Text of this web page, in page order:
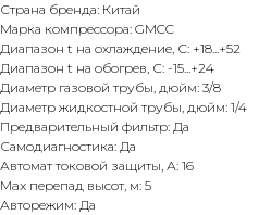
Страна бренда: Китай
Марка компрессора: GMCC
Диапазон t на охлаждение, С: +18...+52
Диапазон t на обогрев, С: -15...+24
Диаметр газовой трубы, дюйм: 3/8
Диаметр жидкостной трубы, дюйм: 1/4
Предварительный фильтр: Да
Самодиагностика: Да
Автомат токовой защиты, А: 16
Max перепад высот, м: 5
Авторежим: Да